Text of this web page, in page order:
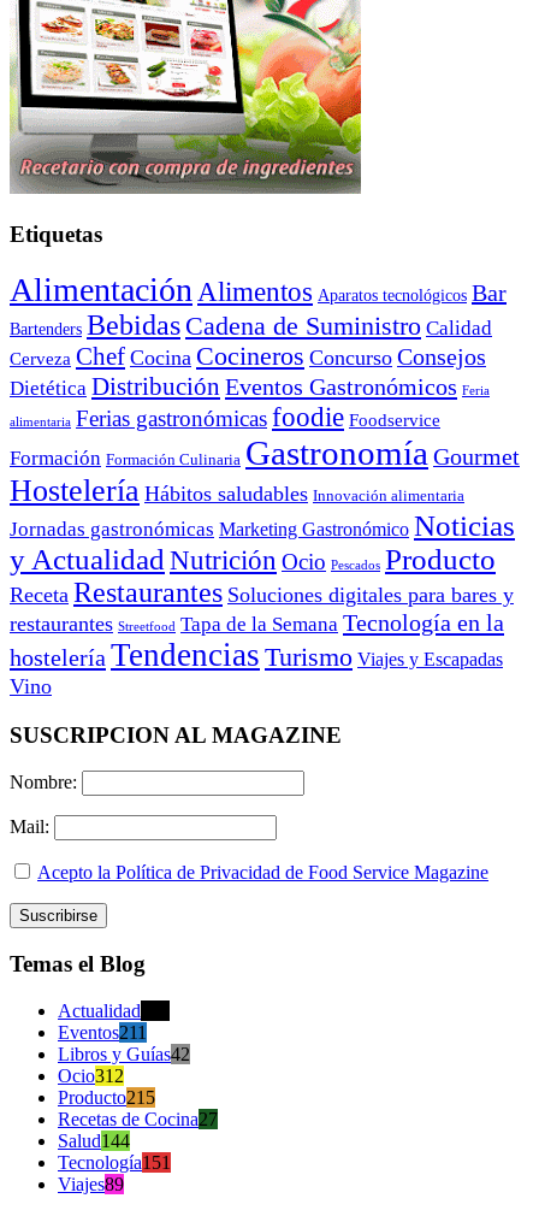
Etiquetas
Alimentación Alimentos Aparatos tecnológicos Bar
Bartenders Bebidas Cadena de Suministro Calidad
Cerveza Chef Cocina Cocineros Concurso Consejos
Dietética Distribución Eventos Gastronómicos Feria
alimentaria Ferias gastronómicasfoodie Foodservice
Formación Formación Culinaria Gastronomía Gourmet
Hostelería Hábitos saludables Innovación alimentaria
Jornadas gastronómicas Marketing Gastronómico Noticias
y Actualidad Nutrición Ocio Pescados Producto
Receta Restaurantes Soluciones digitales para bares y
restaurantes Streetfood Tapa de la Semana Tecnología en la
hostelería Tendencias Turismo Viajes y Escapadas
Vino
SUSCRIPCION AL MAGAZINE
Nombre:
Mail:
Acepto la Política de Privacidad de Food Service Magazine
Temas el Blog
Actualidad
Eventos211
Libros y Guías42
Ocio312
Producto215
Recetas de Cocina27
Salud144
Tecnología151
Viajes89